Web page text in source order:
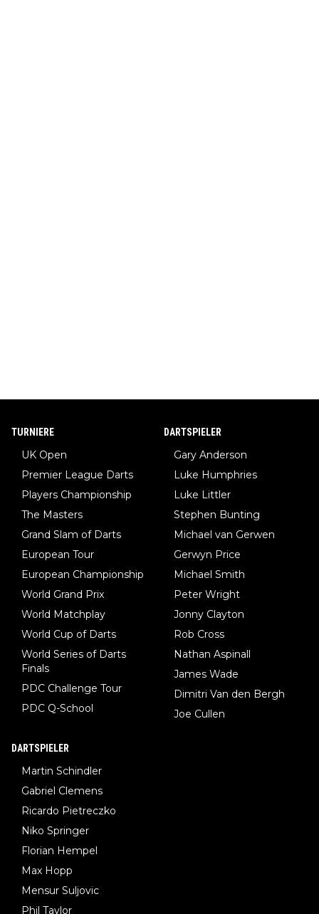
TURNIERE
UK Open
Premier League Darts
Players Championship
The Masters
Grand Slam of Darts
European Tour
European Championship
World Grand Prix
World Matchplay
World Cup of Darts
World Series of Darts
Finals
PDC Challenge Tour
PDC Q-School
DARTSPIELER
Gary Anderson
Luke Humphries
Luke Littler
Stephen Bunting
Michael van Gerwen
Gerwyn Price
Michael Smith
Peter Wright
Jonny Clayton
Rob Cross
Nathan Aspinall
James Wade
Dimitri Van den Bergh
Joe Cullen
DARTSPIELER
Martin Schindler
Gabriel Clemens
Ricardo Pietreczko
Niko Springer
Florian Hempel
Max Hopp
Mensur Suljovic
Phil Taylor